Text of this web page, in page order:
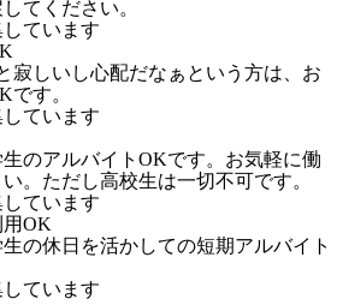
てください。
ています
寂しいし心配だなぁという方は、お
です。
ています
のアルバイトOKです。お気軽に働
。ただし高校生は一切不可です。
ています
OK
の休日を活かしての短期アルバイト
ています